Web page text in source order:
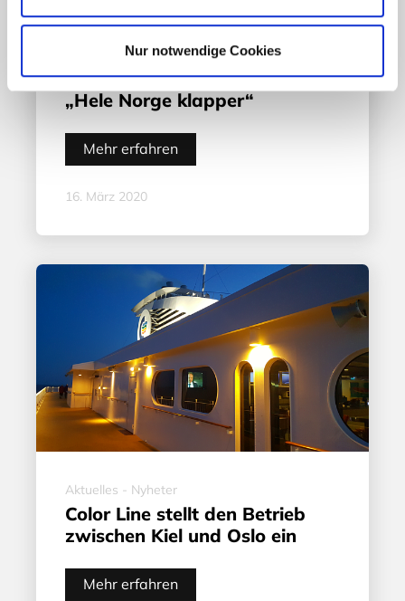
Nur notwendige Cookies
Aktuelles - Nyheter
„Hele Norge klapper“
Mehr erfahren
16. März 2020
Aktuelles - Nyheter
Color Line stellt den Betrieb
zwischen Kiel und Oslo ein
Mehr erfahren